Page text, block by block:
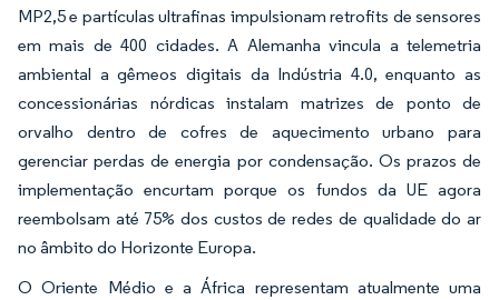
MP2,5 e partículas ultrafinas impulsionam retrofits de sensores
em mais de 400 cidades. A Alemanha vincula a telemetria
ambiental a gêmeos digitais da Indústria 4.0, enquanto as
concessionárias nórdicas instalam matrizes de ponto de
orvalho dentro de cofres de aquecimento urbano para
gerenciar perdas de energia por condensação. Os prazos de
implementação encurtam porque os fundos da UE agora
reembolsam até 75% dos custos de redes de qualidade do ar
no âmbito do Horizonte Europa.
O Oriente Médio e a África representam atualmente uma